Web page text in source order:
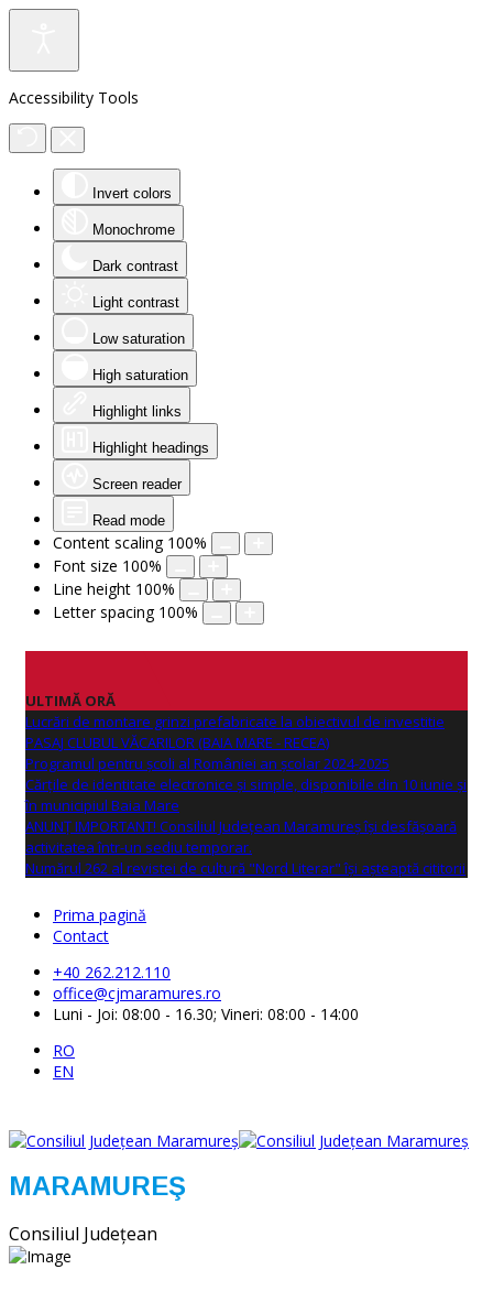
Accessibility Tools
Invert colors
Monochrome
Dark contrast
Light contrast
Low saturation
High saturation
Highlight links
Highlight headings
Screen reader
Read mode
Content scaling 100%
Font size 100%
Line height 100%
Letter spacing 100%
ULTIMĂ ORĂ
Lucrări de montare grinzi prefabricate la obiectivul de investitie
PASAJ CLUBUL VĂCARILOR (BAIA MARE - RECEA)
Programul pentru școli al României an școlar 2024-2025
Cărțile de identitate electronice și simple, disponibile din 10 iunie și
în municipiul Baia Mare
ANUNŢ IMPORTANT! Consiliul Județean Maramureș își desfășoară
activitatea într-un sediu temporar.
Numărul 262 al revistei de cultură "Nord Literar" își așteaptă cititorii
Prima pagină
Contact
+40 262.212.110
office@cjmaramures.ro
Luni - Joi: 08:00 - 16.30; Vineri: 08:00 - 14:00
RO
EN
MARAMUREŞ
Consiliul Judeţean